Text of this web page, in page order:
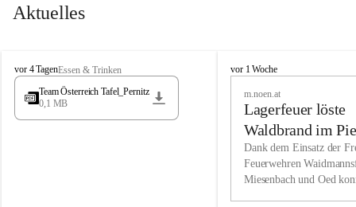
wunderschöne Naturschneepisten, die zum Schifahren oder
vielfältige Angebot unserer Kulturvereine.
Überzeugen Sie sich selbst, dass Sie in Miesenbach sowie
in den Beherbergungsbetrieben, Gaststätten und urigen
Wir kennen Miesenbach als lebens- und liebenswerten Ort.
Tradition und Innovation werden ebenso groß geschrieben
Aktuelles
M
i
s
vor 4 TagenEssen & Trinken
Team Österreich Tafel_Pernitz
0,1 MB
M
h
vor 1 Woche
m.noen.at
Lagerfeuer löste
Waldbrand im
aus
Dank dem Einsatz der
Feuerwehren
Miesenbach und Oed